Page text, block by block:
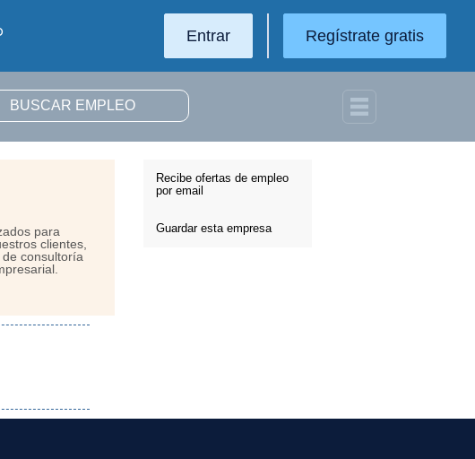
Entrar Regístrate gratis
Recibe ofertas de empleo
por email
Guardar esta empresa
para
clientes,
consultoría